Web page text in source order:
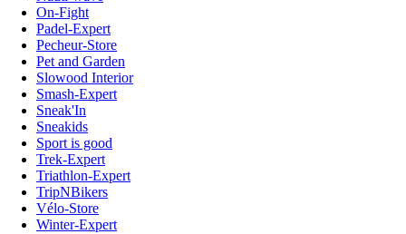
On-Fight
Padel-Expert
Pecheur-Store
Pet and Garden
Slowood Interior
Smash-Expert
Sneak'In
Sneakids
Sport is good
Trek-Expert
Triathlon-Expert
TripNBikers
Vélo-Store
Winter-Expert